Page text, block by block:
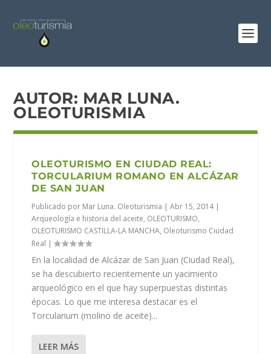
AUTOR: MAR LUNA.
OLEOTURISMIA
OLEOTURISMO EN CIUDAD REAL:
TORCULARIUM ROMANO EN ALCÁZAR
DE SAN JUAN
Publicado por Mar Luna. Oleoturismia |Abr 15, 2014|
Arqueología e historia del aceite, OLEOTURISMO,
OLEOTURISMO CASTILLA-LA MANCHA, Oleoturismo Ciudad
Real |
En la localidad de Alcázar de San Juan (Ciudad Real),
se ha descubierto recientemente un yacimiento
arqueológico en el que hay superpuestas distintas
épocas. Lo que me interesa destacar es el
Torcularium (molino de aceite)...
LEER MÁS